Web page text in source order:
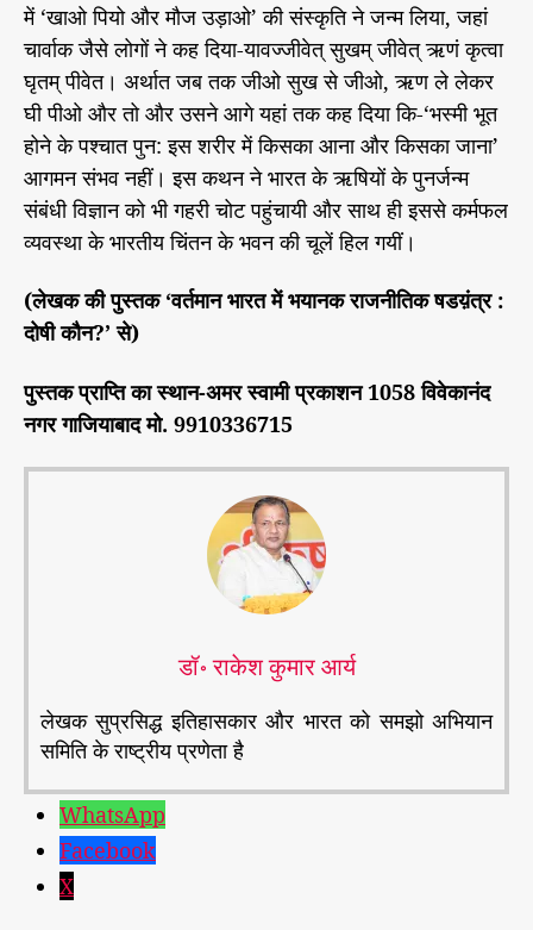
में ‘खाओ पियो और मौज उड़ाओ’ की संस्कृति ने जन्म लिया, जहां
चार्वाक जैसे लोगों ने कह दिया-यावज्जीवेत् सुखम् जीवेत् ऋणं कृत्वा
घृतम् पीवेत। अर्थात जब तक जीओ सुख से जीओ, ऋण ले लेकर
घी पीओ और तो और उसने आगे यहां तक कह दिया कि-‘भस्मी भूत
होने के पश्चात पुन: इस शरीर में किसका आना और किसका जाना’
आगमन संभव नहीं। इस कथन ने भारत के ऋषियों के पुनर्जन्म
संबंधी विज्ञान को भी गहरी चोट पहुंचायी और साथ ही इससे कर्मफल
व्यवस्था के भारतीय चिंतन के भवन की चूलें हिल गयीं।
(लेखक की पुस्तक ‘वर्तमान भारत में भयानक राजनीतिक षडय़ंत्र :
दोषी कौन?’ से)
पुस्तक प्राप्ति का स्थान-अमर स्वामी प्रकाशन 1058 विवेकानंद
नगर गाजियाबाद मो. 9910336715
डॉ॰ राकेश कुमार आर्य
लेखक सुप्रसिद्ध इतिहासकार और भारत को समझो अभियान
समिति के राष्ट्रीय प्रणेता है
WhatsApp
Facebook
X
#
नी